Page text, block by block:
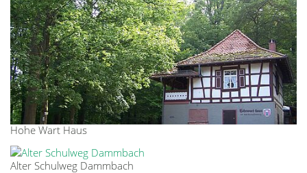
Hohe Wart Haus
Alter Schulweg Dammbach